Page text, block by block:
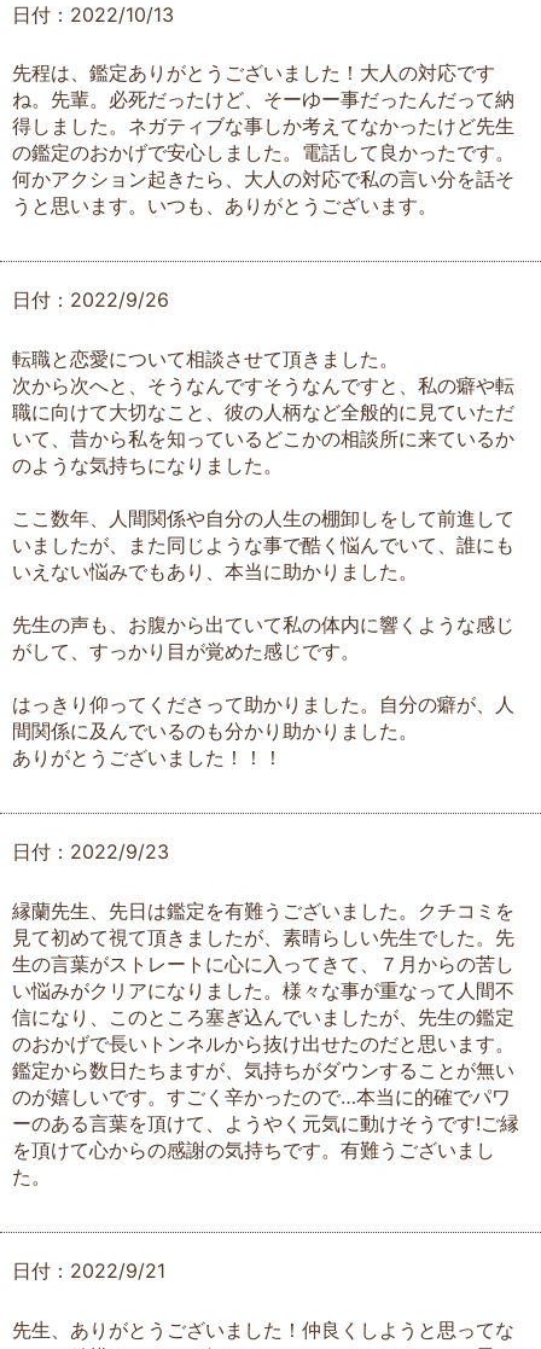
日付：2022/10/13
先程は、鑑定ありがとうございました！大人の対応です
ね。先輩。必死だったけど、そーゆー事だったんだって納
得しました。ネガティブな事しか考えてなかったけど先生
の鑑定のおかげで安心しました。電話して良かったです。
何かアクション起きたら、大人の対応で私の言い分を話そ
うと思います。いつも、ありがとうございます。
日付：2022/9/26
転職と恋愛について相談させて頂きました。
次から次へと、そうなんですそうなんですと、私の癖や転
職に向けて大切なこと、彼の人柄など全般的に見ていただ
いて、昔から私を知っているどこかの相談所に来ているか
のような気持ちになりました。
ここ数年、人間関係や自分の人生の棚卸しをして前進して
いましたが、また同じような事で酷く悩んでいて、誰にも
いえない悩みでもあり、本当に助かりました。
先生の声も、お腹から出ていて私の体内に響くような感じ
がして、すっかり目が覚めた感じです。
はっきり仰ってくださって助かりました。自分の癖が、人
間関係に及んでいるのも分かり助かりました。
ありがとうございました！！！
日付：2022/9/23
縁蘭先生、先日は鑑定を有難うございました。クチコミを
見て初めて視て頂きましたが、素晴らしい先生でした。先
生の言葉がストレートに心に入ってきて、７月からの苦し
い悩みがクリアになりました。様々な事が重なって人間不
信になり、このところ塞ぎ込んでいましたが、先生の鑑定
のおかげで長いトンネルから抜け出せたのだと思います。
鑑定から数日たちますが、気持ちがダウンすることが無い
のが嬉しいです。すごく辛かったので…本当に的確でパワ
ーのある言葉を頂けて、ようやく元気に動けそうです!ご縁
を頂けて心からの感謝の気持ちです。有難うございまし
た。
日付：2022/9/21
先生、ありがとうございました！仲良くしようと思ってな